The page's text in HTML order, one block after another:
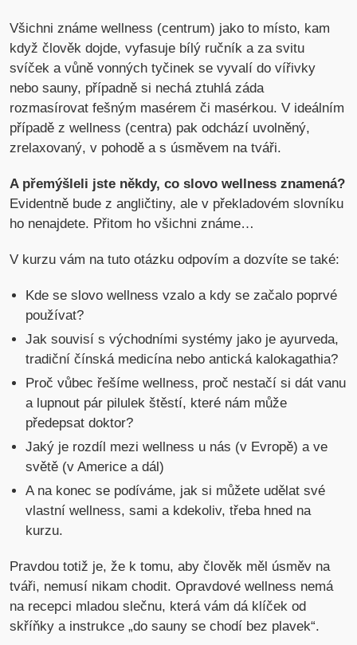
Všichni známe wellness (centrum) jako to místo, kam
když člověk dojde, vyfasuje bílý ručník a za svitu
svíček a vůně vonných tyčinek se vyvalí do vířivky
nebo sauny, případně si nechá ztuhlá záda
rozmasírovat fešným masérem či masérkou. V ideálním
případě z wellness (centra) pak odchází uvolněný,
zrelaxovaný, v pohodě a s úsměvem na tváři.
A přemýšleli jste někdy, co slovo wellness znamená?
Evidentně bude z angličtiny, ale v překladovém slovníku
ho nenajdete. Přitom ho všichni známe…
V kurzu vám na tuto otázku odpovím a dozvíte se také:
Kde se slovo wellness vzalo a kdy se začalo poprvé
používat?
Jak souvisí s východními systémy jako je ayurveda,
tradiční čínská medicína nebo antická kalokagathia?
Proč vůbec řešíme wellness, proč nestačí si dát vanu
a lupnout pár pilulek štěstí, které nám může
předepsat doktor?
Jaký je rozdíl mezi wellness u nás (v Evropě) a ve
světě (v Americe a dál)
A na konec se podíváme, jak si můžete udělat své
vlastní wellness, sami a kdekoliv, třeba hned na
kurzu.
Pravdou totiž je, že k tomu, aby člověk měl úsměv na
tváři, nemusí nikam chodit. Opravdové wellness nemá
na recepci mladou slečnu, která vám dá klíček od
skříňky a instrukce „do sauny se chodí bez plavek“.